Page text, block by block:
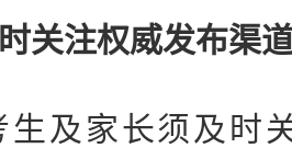
关注权威发布渠
家长须及时关